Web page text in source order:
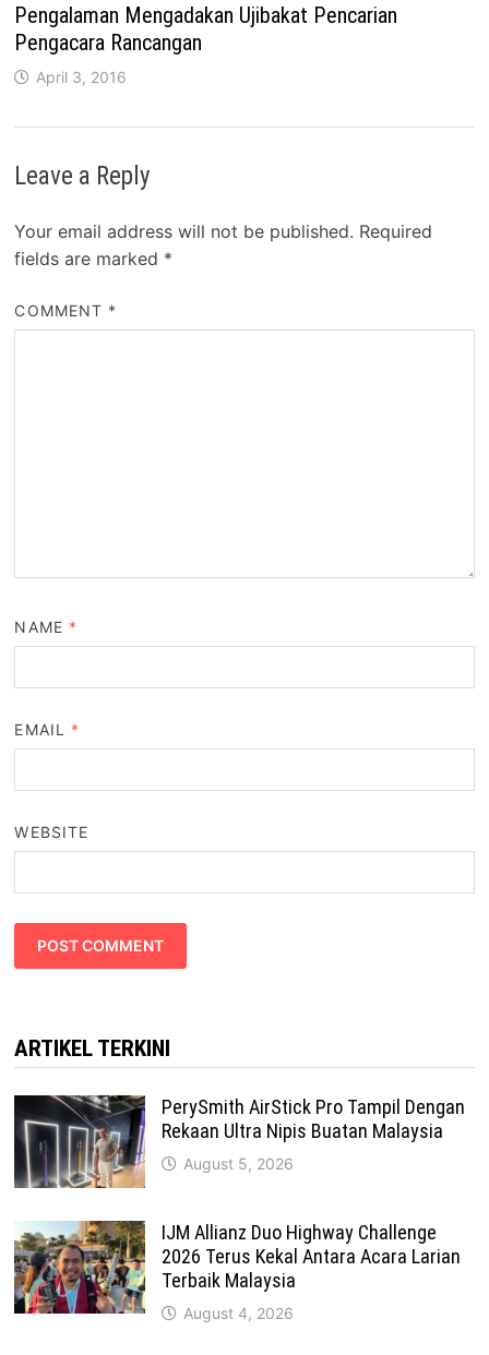
Pengalaman Mengadakan Ujibakat Pencarian
Pengacara Rancangan
April 3, 2016
Leave a Reply
Your email address will not be published. Required
fields are marked *
COMMENT *
NAME *
EMAIL *
WEBSITE
ARTIKEL TERKINI
PerySmith AirStick Pro Tampil Dengan
Rekaan Ultra Nipis Buatan Malaysia
August 5, 2026
IJM Allianz Duo Highway Challenge
2026 Terus Kekal Antara Acara Larian
Terbaik Malaysia
August 4, 2026